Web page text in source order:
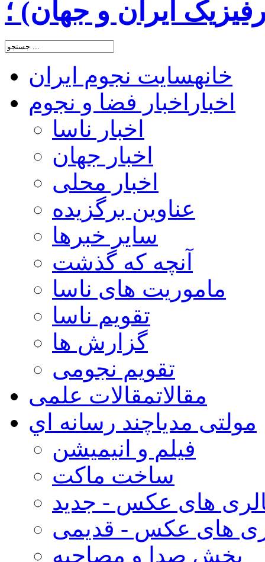
ایران و جهان) ؛
خانهسایت نجوم ایران
اخبار اخبار فضا و نجوم
اخبار ناسا
اخبار جهان
اخبار محلی
عناوین برگزیده
سایر خبرها
آنچه که گذشت
ماموریت های ناسا
تقویم ناسا
گزارش ها
تقویم نجومی
مقالاتمقالات علمی
مولتی مدیاچند رسانه اي
فیلم و انیمیشن
ساخت ماکت
های عکس - جدید
های عکس - قدیمی
بخش صدا و مصاحبه